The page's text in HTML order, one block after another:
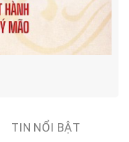
TIN NỔI BẬT